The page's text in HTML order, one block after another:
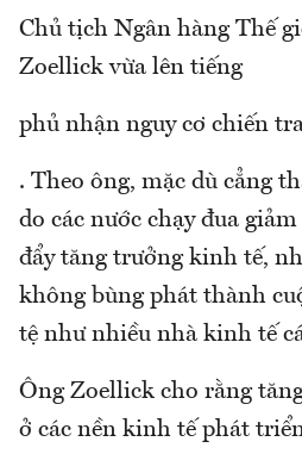
Chủ tịch Ngân hàng Thế
Zoellick vừa lên tiếng
phủ nhận nguy cơ chiến
. Theo ông, mặc dù cẳng
do các nước chạy đua
đẩy tăng trưởng kinh tế,
không bùng phát thành
tệ như nhiều nhà kinh tế
Ông Zoellick cho rằng
ở các nền kinh tế phát